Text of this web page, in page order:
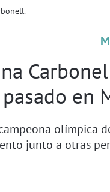
pasado en
olímpica
junto a otras